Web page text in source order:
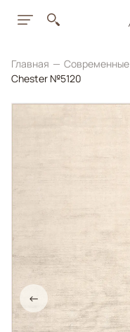
Главная Современные
Chester №5120
←